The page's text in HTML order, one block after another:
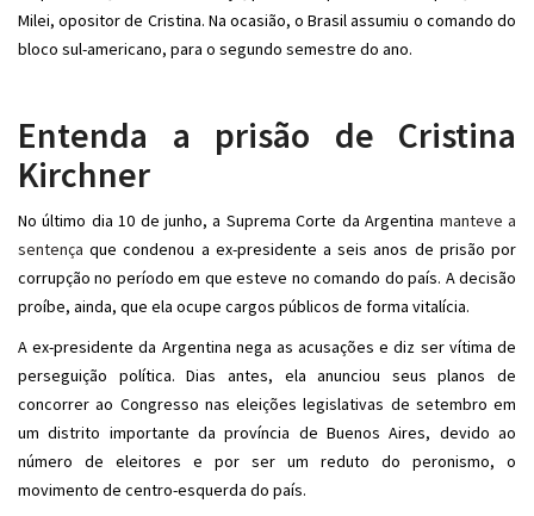
Milei, opositor de Cristina. Na ocasião, o Brasil assumiu o comando do
bloco sul-americano, para o segundo semestre do ano.
Entenda a prisão de Cristina
Kirchner
No último dia 10 de junho, a Suprema Corte da Argentina manteve a
sentença que condenou a ex-presidente a seis anos de prisão por
corrupção no período em que esteve no comando do país. A decisão
proíbe, ainda, que ela ocupe cargos públicos de forma vitalícia.
A ex-presidente da Argentina nega as acusações e diz ser vítima de
perseguição política. Dias antes, ela anunciou seus planos de
concorrer ao Congresso nas eleições legislativas de setembro em
um distrito importante da província de Buenos Aires, devido ao
número de eleitores e por ser um reduto do peronismo, o
movimento de centro-esquerda do país.